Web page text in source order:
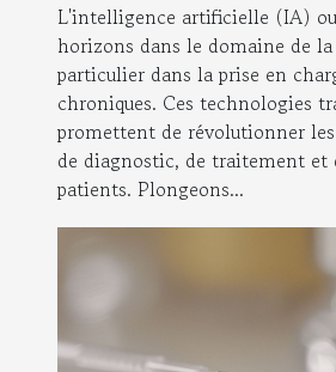
L'intelligence artificielle (IA)
horizons dans le domaine de
particulier dans la prise en
chroniques. Ces technologies
promettent de révolutionner
de diagnostic, de traitement et
patients. Plongeons...